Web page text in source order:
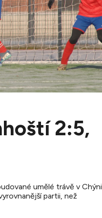
2:5,
umělé trávě v Chýni
partii, než